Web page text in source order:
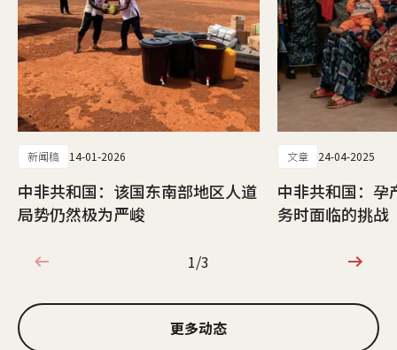
新闻稿 14-01-2026
中非共和国：该国东南部地区人道
局势仍然极为严峻
文章 24-04-2025
中非共和国：孕
务时面临的挑战
1/3
1/3
更多动态